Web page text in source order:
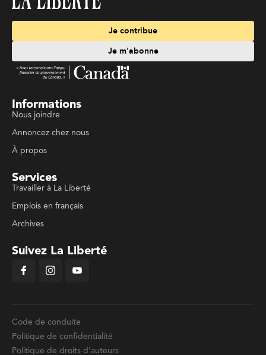
Je contribue
Je m'abonne
Informations
Nous joindre
Annoncez chez nous
À propos
Services
Travailler à La Liberté
Emplois en français
Archives
Suivez La Liberté
Code de conduite
Politique de confidentialité
Politique de droits d'auteurs